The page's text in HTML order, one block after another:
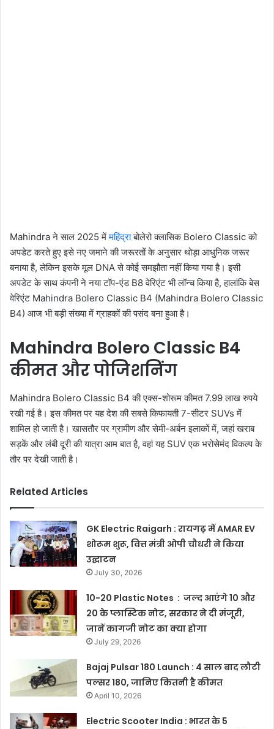
Mahindra ने साल 2025 मेंमहिंद्राबोलेरो क्लासिक Bolero Classic को
अपडेट करते हुए इसे नए जमाने की जरूरतों के अनुसार थोड़ा आधुनिक जरूर
बनाया है, लेकिन इसके मूल DNA से कोई समझौता नहीं किया गया है। इसी
अपडेट के साथ कंपनी ने नया टॉप-एंड B8 वेरिएंट भी लॉन्च किया है, हालांकि बेस
वेरिएंट Mahindra Bolero Classic B4 (Mahindra Bolero Classic
B4) आज भी बड़ी संख्या में ग्राहकों की पसंद बना हुआ है।
Mahindra Bolero Classic B4
कीमत और पोजिशनिंग
Mahindra Bolero Classic B4 की एक्स-शोरूम कीमत 7.99 लाख रुपये
रखी गई है। इस कीमत पर यह देश की सबसे किफायती 7-सीटर SUVs में
शामिल हो जाती है। खासतौर पर ग्रामीण और सेमी-अर्बन इलाकों में, जहां खराब
सड़कें और लंबी दूरी की यात्रा आम बात है, वहां यह SUV एक भरोसेमंद विकल्प के
तौर पर देखी जाती है।
Related Articles
GK Electric Raigarh : रायगढ़ में AMAR EV
शोरूम शुरू, वित्त मंत्री ओपी चौधरी ने किया
उद्घाटन
July 30, 2026
10-20 Plastic Notes : जल्द आएंगे 10 और
20 के प्लास्टिक नोट, सरकार ने दी मंजूरी,
जानें कागजी नोट का क्या होगा
July 29, 2026
Bajaj Pulsar 180 Launch : 4 साल बाद लौटी
पल्सर 180, जानिए कितनी है कीमत
April 10, 2026
Electric Scooter India : भारत के 5